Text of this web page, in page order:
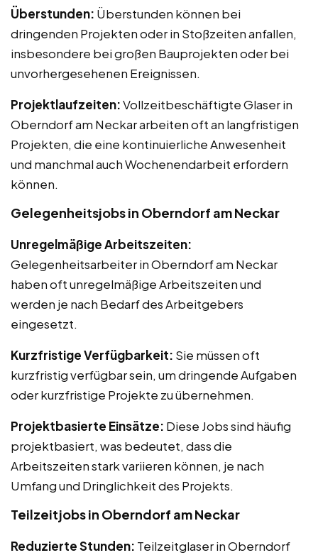
Überstunden: Überstunden können bei
dringenden Projekten oder in Stoßzeiten anfallen,
insbesondere bei großen Bauprojekten oder bei
unvorhergesehenen Ereignissen.
Projektlaufzeiten:Vollzeitbeschäftigte Glaser in
Oberndorf am Neckar arbeiten oft an langfristigen
Projekten, die eine kontinuierliche Anwesenheit
und manchmal auch Wochenendarbeit erfordern
können.
Gelegenheitsjobs in Oberndorf am Neckar
Unregelmäßige Arbeitszeiten:
Gelegenheitsarbeiter in Oberndorf am Neckar
haben oft unregelmäßige Arbeitszeiten und
werden je nach Bedarf des Arbeitgebers
eingesetzt.
Kurzfristige Verfügbarkeit: Sie müssen oft
kurzfristig verfügbar sein, um dringende Aufgaben
oder kurzfristige Projekte zu übernehmen.
Projektbasierte Einsätze: Diese Jobs sind häufig
projektbasiert, was bedeutet, dass die
Arbeitszeiten stark variieren können, je nach
Umfang und Dringlichkeit des Projekts.
Teilzeitjobs in Oberndorf am Neckar
Reduzierte Stunden: Teilzeitglaser in Oberndorf